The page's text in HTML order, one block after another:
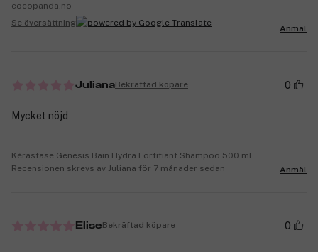
cocopanda.no
Se översättning
Anmäl
JulianaBekräftad köpare 0
Mycket nöjd
Kérastase Genesis Bain Hydra Fortifiant Shampoo 500 ml
Recensionen skrevs av Juliana för 7 månader sedan
Anmäl
EliseBekräftad köpare 0